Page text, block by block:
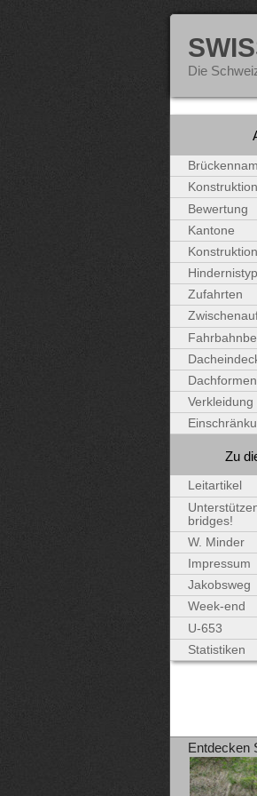
Die
Bewertung
Kantone
Zufahrten
Dachformen
Zu
Leitartikel
bridges!
W. Minder
Impressum
Jakobsweg
Week-end
U-653
Statistiken
Entdecken